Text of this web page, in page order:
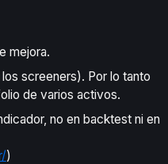
mejora.
screeners). Por lo tanto
de varios activos.
no en backtest ni en
)